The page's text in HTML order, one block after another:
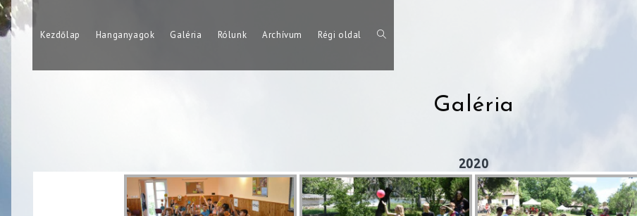
Skip
to
Kezdőlap Hanganyagok Galéria Rólunk Archívum Régi oldal Toggle
search
Galéria
2020